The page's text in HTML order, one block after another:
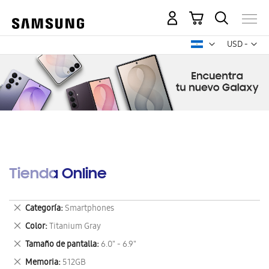
USD -
dólar
Mi carrito
Tienda Online
Categoría Smartphones
Eliminar
este
artículo
Color Titanium Gray
Eliminar
este
artículo
Tamaño de pantalla 6.0" - 6.9"
Eliminar
este
Memoria 512GB
Eliminar